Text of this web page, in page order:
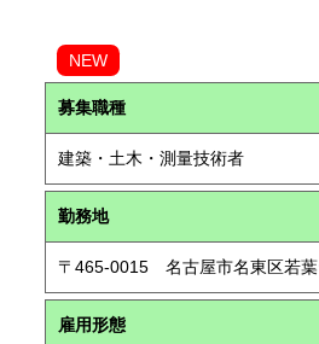
NEW
募集職種
建築・土木・測量技術者
勤務地
〒465-0015 名古屋市名東区若
雇用形態